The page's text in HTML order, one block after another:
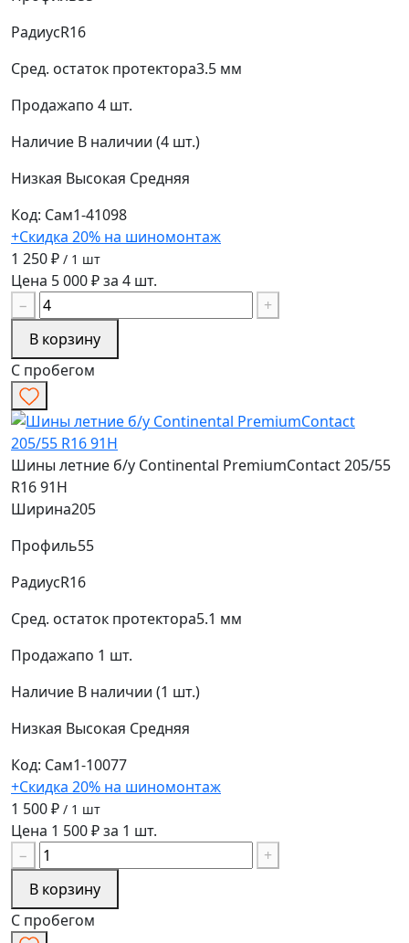
РадиусR16
Сред. остаток протектора3.5 мм
Продажапо 4 шт.
Наличие В наличии (4 шт.)
Низкая Высокая Средняя
Код: Сам1-41098
+Скидка 20% на шиномонтаж
1 250 ₽ / 1 шт
Цена 5 000 ₽ за 4 шт.
−
+
В корзину
С пробегом
Шины летние б/у Continental PremiumContact 205/55
R16 91H
Ширина205
Профиль55
РадиусR16
Сред. остаток протектора5.1 мм
Продажапо 1 шт.
Наличие В наличии (1 шт.)
Низкая Высокая Средняя
Код: Сам1-10077
+Скидка 20% на шиномонтаж
1 500 ₽ / 1 шт
Цена 1 500 ₽ за 1 шт.
−
+
В корзину
С пробегом